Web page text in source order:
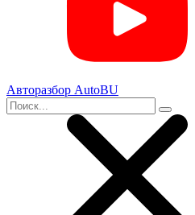
Авторазбор AutoBU